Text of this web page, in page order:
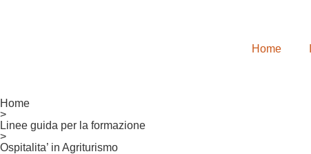
Home
Home
>
Linee guida per la formazione
>
Ospitalita’ in Agriturismo